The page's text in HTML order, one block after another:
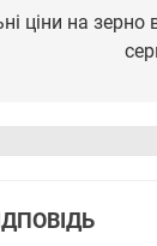
ціни на зерно